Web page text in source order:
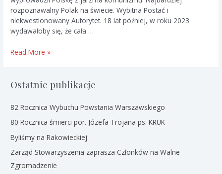
rozpoznawalny Polak na świecie. Wybitna Postać i
niekwestionowany Autorytet. 18 lat później, w roku 2023
wydawałoby się, że cała …
Bydgoski
Read More »
Ostatnie publikacje
82 Rocznica Wybuchu Powstania Warszawskiego
80 Rocznica śmierci por. Józefa Trojana ps. KRUK
Byliśmy na Rakowieckiej
Zarząd Stowarzyszenia zaprasza Członków na Walne
Zgromadzenie